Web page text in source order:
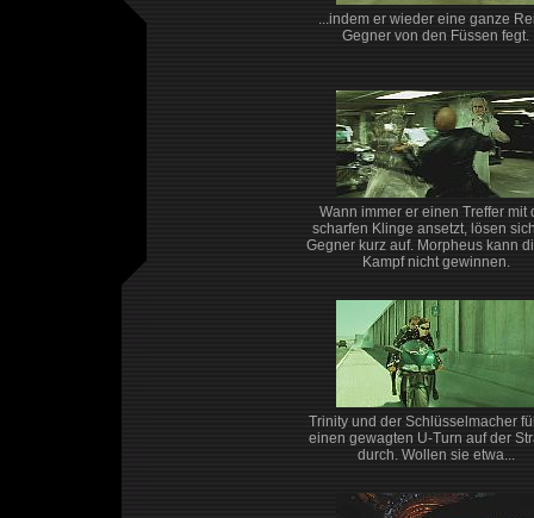
...indem er wieder eine ganze
Gegner von den Füssen fegt.
Wann immer er einen Treffer mit
scharfen Klinge ansetzt, lösen
Gegner kurz auf. Morpheus kann
Kampf nicht gewinnen.
Trinity und der Schlüsselmacher
einen gewagten U-Turn auf der
durch. Wollen sie etwa...